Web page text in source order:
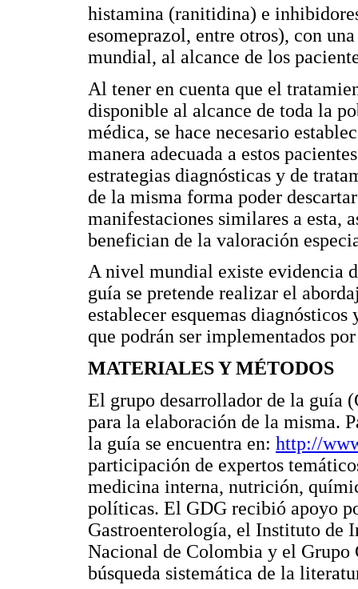
histamina (ranitidina) e
esomeprazol, entre otros), con
mundial, al alcance de los
Al tener en cuenta que el
disponible al alcance de toda la
médica, se hace necesario
manera adecuada a estos
estrategias diagnósticas y de
de la misma forma poder
manifestaciones similares a esta,
benefician de la valoración
A nivel mundial existe evidencia
guía se pretende realizar el
establecer esquemas
que podrán ser implementados
MATERIALES Y MÉTODOS
El grupo desarrollador de la guía
para la elaboración de la misma.
la guía se encuentra en: http://
participación de expertos
medicina interna, nutrición,
políticas. El GDG recibió apoyo
Gastroenterología, el Instituto de
Nacional de Colombia y el
búsqueda sistemática de la